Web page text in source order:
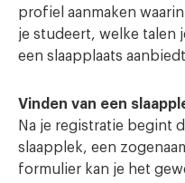
profiel aanmaken
je studeert, welke talen
een slaapplaats
Vinden van een
Na je registratie begint
slaapplek, een
formulier kan je het